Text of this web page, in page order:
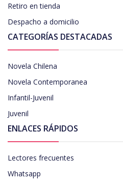
Retiro en tienda
Despacho a domicilio
CATEGORÍAS DESTACADAS
Novela Chilena
Novela Contemporanea
Infantil-Juvenil
Juvenil
ENLACES RÁPIDOS
Lectores frecuentes
Whatsapp